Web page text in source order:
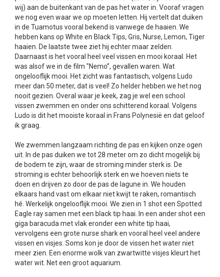
wij) aan de buitenkant van de pas het water in. Vooraf vragen
we nog even waar we op moeten letten. Hij vertelt dat duiken
in de Tuamotus vooral bekend is vanwege de haaien. We
hebben kans op White en Black Tips, Gris, Nurse, Lemon, Tiger
haaien. De laatste twee ziet hij echter maar zelden.
Daarnaast is het vooral heel veel vissen en mooi koraal. Het
was alsof we in de film "Nemo”, gevallen waren. Wat
ongelooflijk mooi. Het zicht was fantastisch, volgens Ludo
meer dan 50 meter, dat is veel! Zo helder hebben we het nog
nooit gezien. Overal waar je keek, zag je wel een school
vissen zwemmen en onder ons schitterend koraal. Volgens
Ludo is dit het mooiste koraal in Frans Polynesië en dat geloof
ik graag.
We zwemmen langzaam richting de pas en kijken onze ogen
uit. In de pas duiken we tot 28 meterom zo dicht mogelijk bij
de bodem te zijn, waar de stroming minder sterk is. De
stroming is echter behoorlijk sterk en we hoeven niets te
doen en drijven zo door de pas de lagune in. We houden
elkaars hand vast om elkaar niet kwijt te raken, romantisch
hé. Werkelijk ongelooflijk mooi. We zien in 1 shot een Spotted
Eagle ray samen met een black tip haai. In een ander shot een
giga baracuda met vlak eronder een white tip haai,
vervolgens een grote nurse shark en vooral heel veel andere
vissen en visjes. Soms kon je door de vissen het water niet
meer zien. Een enorme wolk van zwartwitte visjes kleurt het
water wit. Net een groot aquarium.